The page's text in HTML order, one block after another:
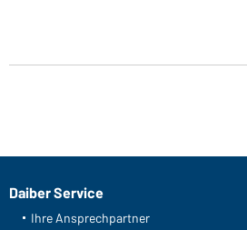
Daiber Service
Ihre Ansprechpartner